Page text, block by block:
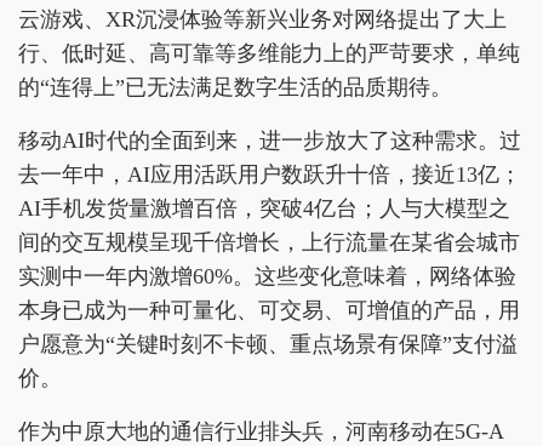
云游戏、XR沉浸体验等新兴业务对网络提出了大上
行、低时延、高可靠等多维能力上的严苛要求，单纯
的“连得上”已无法满足数字生活的品质期待。
移动AI时代的全面到来，进一步放大了这种需求。过
去一年中，AI应用活跃用户数跃升十倍，接近13亿；
AI手机发货量激增百倍，突破4亿台；人与大模型之
间的交互规模呈现千倍增长，上行流量在某省会城市
实测中一年内激增60%。这些变化意味着，网络体验
本身已成为一种可量化、可交易、可增值的产品，用
户愿意为“关键时刻不卡顿、重点场景有保障”支付溢
价。
作为中原大地的通信行业排头兵，河南移动在5G-A